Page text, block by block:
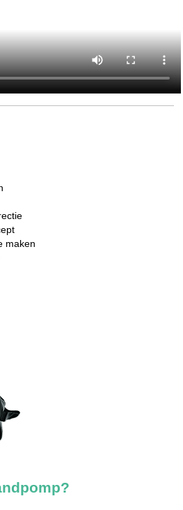
maken